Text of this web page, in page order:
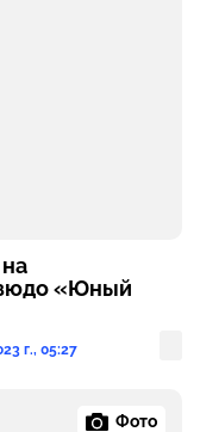
«Юный
г., 05:27
Фото